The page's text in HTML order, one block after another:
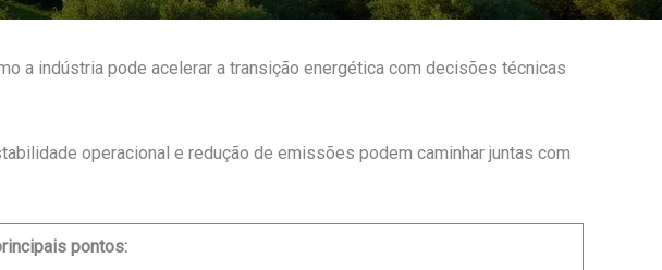
a indústria pode acelerar a transição energética com decisões técnicas
operacional e redução de emissões podem caminhar juntas com
pontos: